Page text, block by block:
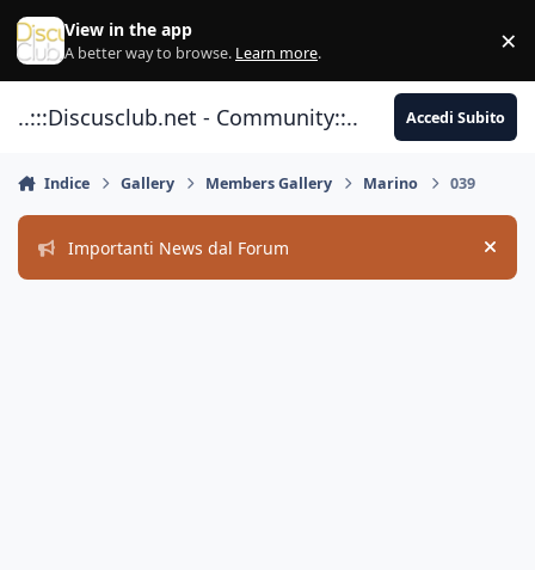
Vai al contenuto
View in the app
A better way to browse. Learn more. ×
..:::Discusclub.net - Community::.. Accedi Subito
Indice Gallery Members Gallery Marino 039
Importanti News dal Forum Hide